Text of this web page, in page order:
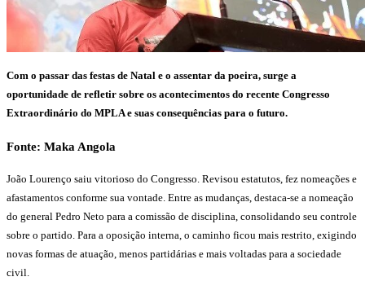
Com o passar das festas de Natal e o assentar da poeira, surge a
oportunidade de refletir sobre os acontecimentos do recente Congresso
Extraordinário do MPLA e suas consequências para o futuro.
Fonte: Maka Angola
João Lourenço saiu vitorioso do Congresso. Revisou estatutos, fez nomeações e
afastamentos conforme sua vontade. Entre as mudanças, destaca-se a nomeação
do general Pedro Neto para a comissão de disciplina, consolidando seu controle
sobre o partido. Para a oposição interna, o caminho ficou mais restrito, exigindo
novas formas de atuação, menos partidárias e mais voltadas para a sociedade
civil.